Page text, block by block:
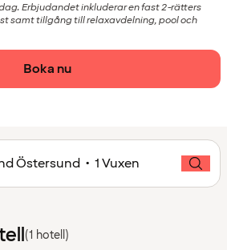
Erbjudandet inkluderar en fast 2-rätters
samt tillgång till relaxavdelning, pool och
Boka nu
Östersund • 1 Vuxen
(1 hotell)